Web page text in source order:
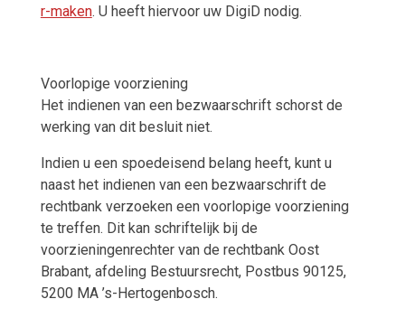
r-maken. U heeft hiervoor uw DigiD nodig.
Voorlopige voorziening
Het indienen van een bezwaarschrift schorst de
werking van dit besluit niet.
Indien u een spoedeisend belang heeft, kunt u
naast het indienen van een bezwaarschrift de
rechtbank verzoeken een voorlopige voorziening
te treffen. Dit kan schriftelijk bij de
voorzieningenrechter van de rechtbank Oost
Brabant, afdeling Bestuursrecht, Postbus 90125,
5200 MA ’s-Hertogenbosch.